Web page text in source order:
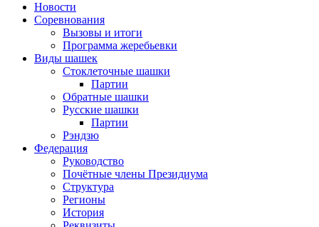
Новости
Соревнования
Вызовы и итоги
Программа жеребьевки
Виды шашек
Стоклеточные шашки
Партии
Обратные шашки
Русские шашки
Партии
Рэндзю
Федерация
Руководство
Почётные члены Президиума
Структура
Регионы
История